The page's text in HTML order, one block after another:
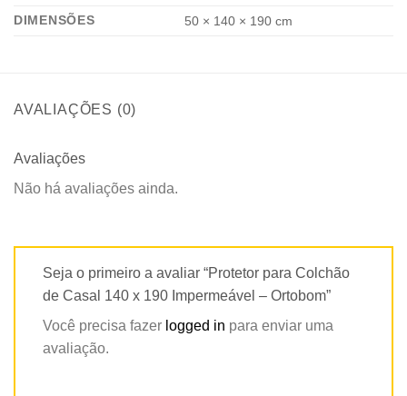
DIMENSÕES
50 × 140 × 190 cm
AVALIAÇÕES (0)
Avaliações
Não há avaliações ainda.
Seja o primeiro a avaliar “Protetor para Colchão
de Casal 140 x 190 Impermeável – Ortobom”
Você precisa fazer logged in para enviar uma
avaliação.